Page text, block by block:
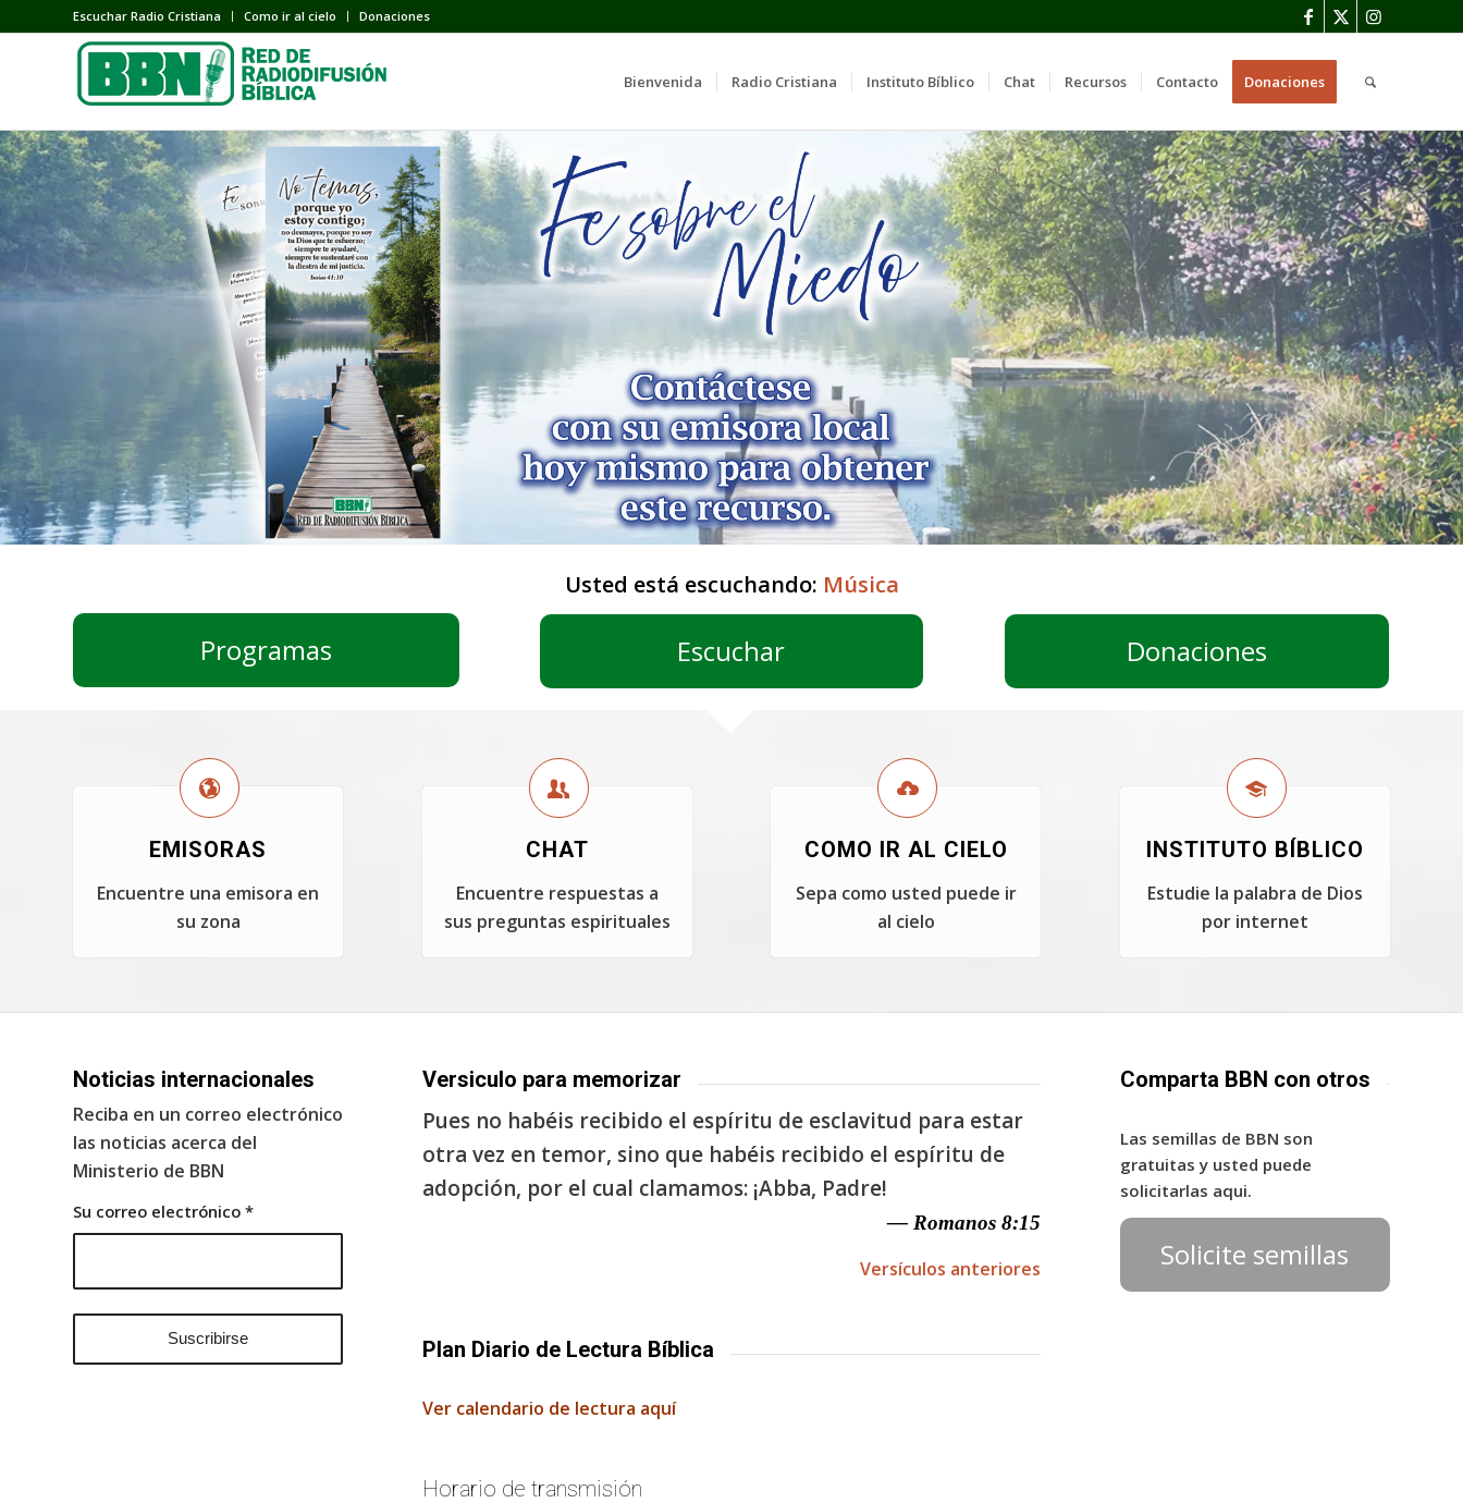
Escuchar Radio Cristiana Como ir al cielo Donaciones
Bienvenida Radio Cristiana Instituto Bíblico Chat Recursos Contacto Donaciones
Usted está escuchando: Música
Programas Escuchar Donaciones
EMISORAS
Encuentre una emisora en
su zona
CHAT
Encuentre respuestas a
sus preguntas espirituales
COMO IR AL CIELO
Sepa como usted puede ir
al cielo
INSTITUTO BÍBLICO
Estudie la palabra de Dios
por internet
Noticias internacionales
Reciba en un correo electrónico
las noticias acerca del
Ministerio de BBN
Su correo electrónico *
Versiculo para memorizar
Pues no habéis recibido el espíritu de esclavitud para estar
otra vez en temor, sino que habéis recibido el espíritu de
adopción, por el cual clamamos: ¡Abba, Padre!
— Romanos 8:15
Versículos anteriores
Plan Diario de Lectura Bíblica
Ver calendario de lectura aquí
Horario de transmisión
Comparta BBN con otros
Las semillas de BBN son
gratuitas y usted puede
solicitarlas aqui.
Solicite semillas